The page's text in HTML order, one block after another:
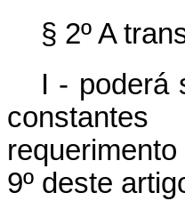
§ 2º A
I - poderá
9º deste